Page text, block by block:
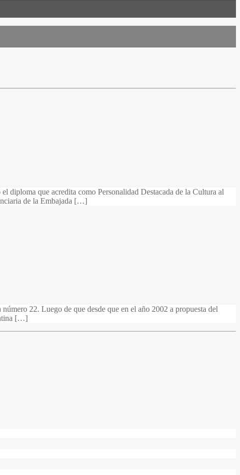
diploma que acredita como Personalidad Destacada de la Cultura al
de la Embajada […]
22. Luego de que desde que en el año 2002 a propuesta del
[…]